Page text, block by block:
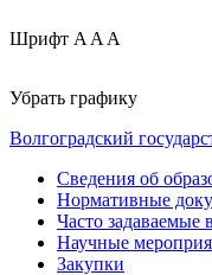
Шрифт A A A
Убрать графику
Волгоградский
Сведения об
Нормативные
Часто задаваемые
Научные
Закупки